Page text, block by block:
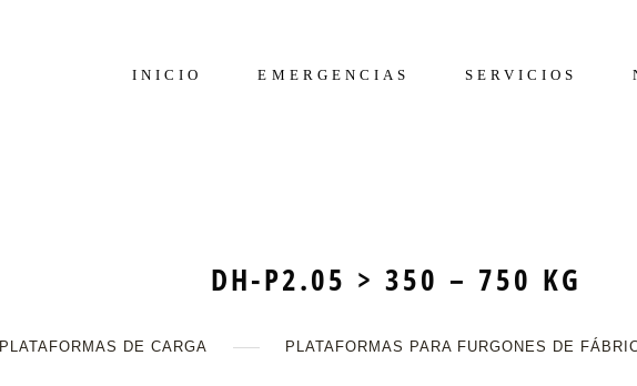
INICIO EMERGENCIAS SERVICIOS
PLATAFORMAS DE CARGA PLATAFORMAS PARA FURGONES DE
DH-P2.05 > 350 – 750 KG